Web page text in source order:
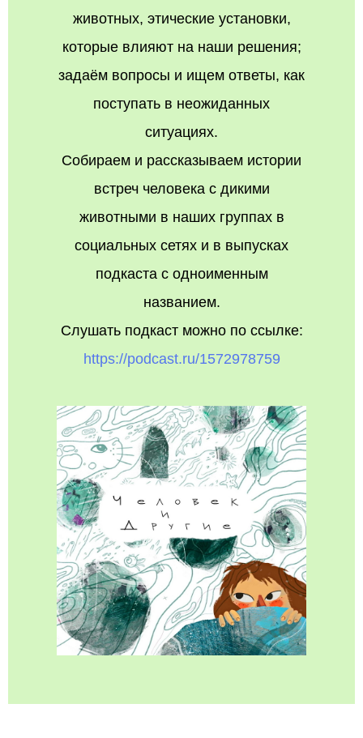
животных, этические установки,
которые влияют на наши решения;
задаём вопросы и ищем ответы, как
поступать в неожиданных
ситуациях.
Собираем и рассказываем истории
встреч человека с дикими
животными в наших группах в
социальных сетях и в выпусках
подкаста с одноименным
названием.
Слушать подкаст можно по ссылке:
https://podcast.ru/1572978759